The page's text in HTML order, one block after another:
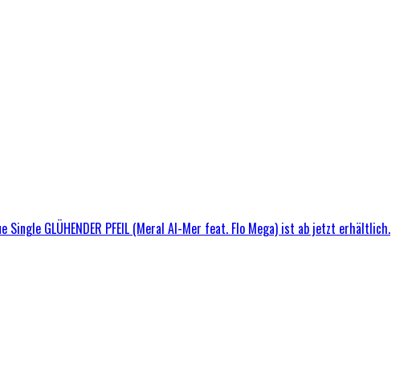
Single GLÜHENDER PFEIL (Meral Al-Mer feat. Flo Mega) ist ab jetzt erhältlich.